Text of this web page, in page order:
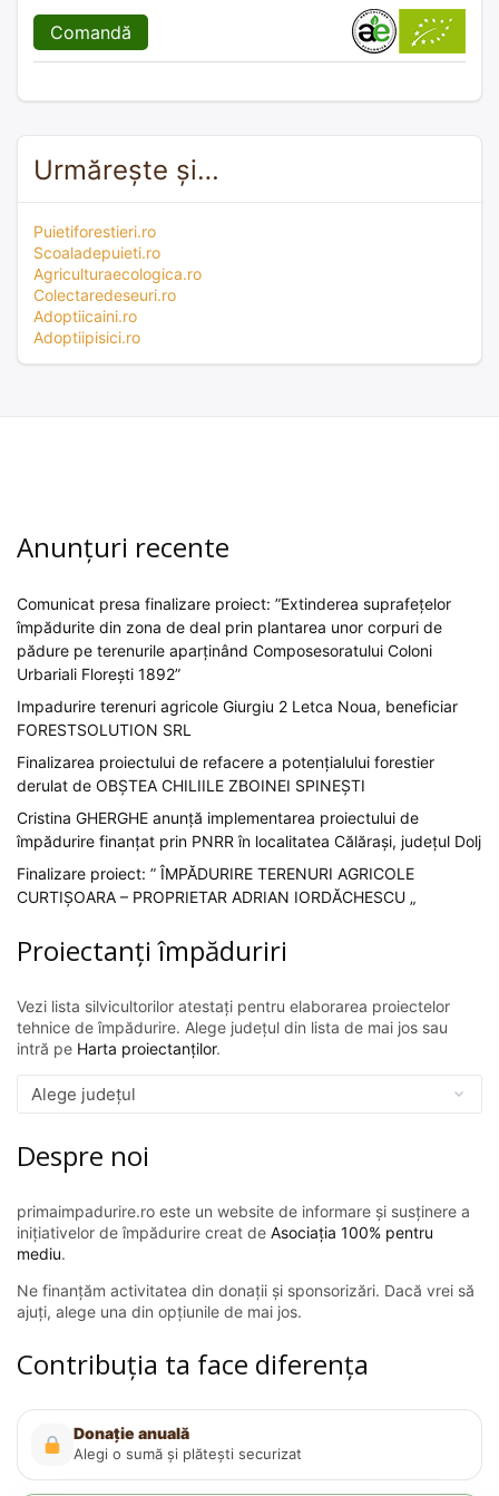
Comandă
Urmărește și…
Puietiforestieri.ro
Scoaladepuieti.ro
Agriculturaecologica.ro
Colectaredeseuri.ro
Adoptiicaini.ro
Adoptiipisici.ro
Anunțuri recente
Comunicat presa finalizare proiect: ”Extinderea suprafețelor
împădurite din zona de deal prin plantarea unor corpuri de
pădure pe terenurile aparținând Composesoratului Coloni
Urbariali Florești 1892”
Impadurire terenuri agricole Giurgiu 2 Letca Noua, beneficiar
FORESTSOLUTION SRL
Finalizarea proiectului de refacere a potențialului forestier
derulat de OBȘTEA CHILIILE ZBOINEI SPINEȘTI
Cristina GHERGHE anunță implementarea proiectului de
împădurire finanțat prin PNRR în localitatea Călărași, județul Dolj
Finalizare proiect: ” ÎMPĂDURIRE TERENURI AGRICOLE
CURTIȘOARA – PROPRIETAR ADRIAN IORDĂCHESCU „
Proiectanți împăduriri
Vezi lista silvicultorilor atestați pentru elaborarea proiectelor
tehnice de împădurire. Alege județul din lista de mai jos sau
intră pe Harta proiectanților.
Despre noi
primaimpadurire.ro este un website de informare și susținere a
inițiativelor de împădurire creat de Asociația 100% pentru
mediu.
Ne finanțăm activitatea din donații și sponsorizări. Dacă vrei să
ajuți, alege una din opțiunile de mai jos.
Contribuția ta face diferența
Donație anuală
Alegi o sumă și plătești securizat